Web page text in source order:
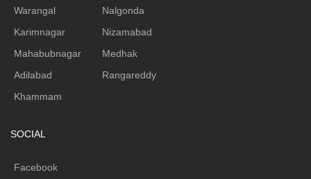
Warangal
Karimnagar
Mahabubnagar
Adilabad
Khammam
Nalgonda
Nizamabad
Medhak
Rangareddy
SOCIAL
Facebook